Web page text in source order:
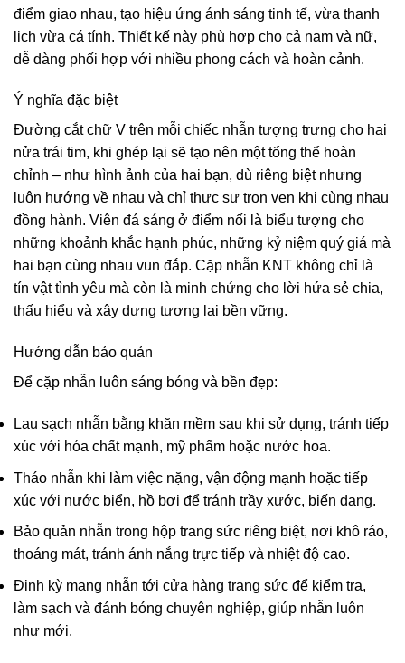
điểm giao nhau, tạo hiệu ứng ánh sáng tinh tế, vừa thanh
lịch vừa cá tính. Thiết kế này phù hợp cho cả nam và nữ,
dễ dàng phối hợp với nhiều phong cách và hoàn cảnh.
Ý nghĩa đặc biệt
Đường cắt chữ V trên mỗi chiếc nhẫn tượng trưng cho hai
nửa trái tim, khi ghép lại sẽ tạo nên một tổng thể hoàn
chỉnh – như hình ảnh của hai bạn, dù riêng biệt nhưng
luôn hướng về nhau và chỉ thực sự trọn vẹn khi cùng nhau
đồng hành. Viên đá sáng ở điểm nối là biểu tượng cho
những khoảnh khắc hạnh phúc, những kỷ niệm quý giá mà
hai bạn cùng nhau vun đắp. Cặp nhẫn KNT không chỉ là
tín vật tình yêu mà còn là minh chứng cho lời hứa sẻ chia,
thấu hiểu và xây dựng tương lai bền vững.
Hướng dẫn bảo quản
Để cặp nhẫn luôn sáng bóng và bền đẹp:
Lau sạch nhẫn bằng khăn mềm sau khi sử dụng, tránh tiếp
xúc với hóa chất mạnh, mỹ phẩm hoặc nước hoa.
Tháo nhẫn khi làm việc nặng, vận động mạnh hoặc tiếp
xúc với nước biển, hồ bơi để tránh trầy xước, biến dạng.
Bảo quản nhẫn trong hộp trang sức riêng biệt, nơi khô ráo,
thoáng mát, tránh ánh nắng trực tiếp và nhiệt độ cao.
Định kỳ mang nhẫn tới cửa hàng trang sức để kiểm tra,
làm sạch và đánh bóng chuyên nghiệp, giúp nhẫn luôn
như mới.